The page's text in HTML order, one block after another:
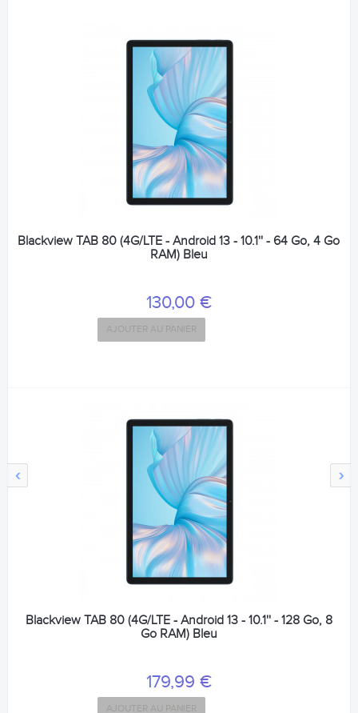
‹ ›
Blackview TAB 80 (4G/LTE - Android 13 - 10.1'' - 64 Go, 4 Go
RAM) Bleu
130,00 €
AJOUTER AU PANIER
Blackview TAB 80 (4G/LTE - Android 13 - 10.1'' - 128 Go, 8
Go RAM) Bleu
179,99 €
AJOUTER AU PANIER